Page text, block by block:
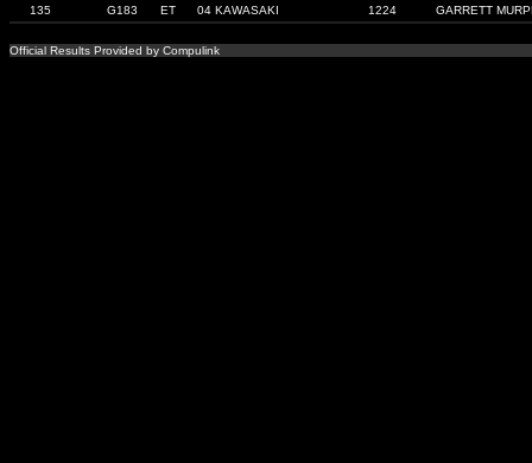
135
G183 ET 04 KAWASAKI 1224 GARRETT
Official Results Provided by Compulink